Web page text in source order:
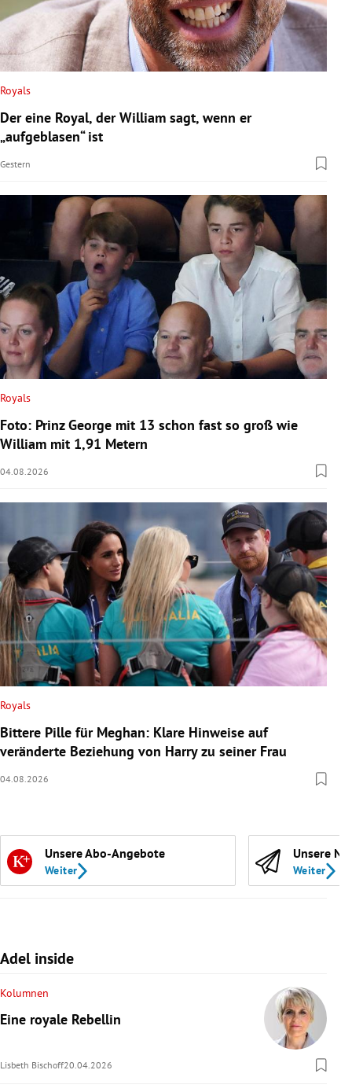
Royals
Der eine Royal, der William sagt, wenn er
„aufgeblasen“ ist
Gestern
Royals
Foto: Prinz George mit 13 schon fast so groß wie
William mit 1,91 Metern
04.08.2026
Royals
Bittere Pille für Meghan: Klare Hinweise auf
veränderte Beziehung von Harry zu seiner Frau
04.08.2026
Unsere Abo-Angebote
Weiter
Unsere
Weiter
Adel inside
Kolumnen
Eine royale Rebellin
Lisbeth Bischoff20.04.2026